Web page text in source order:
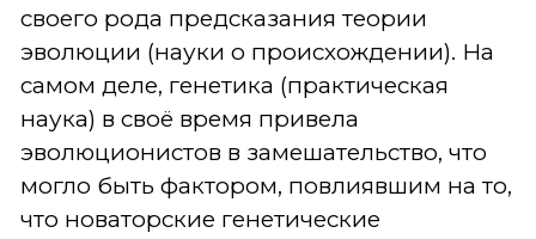
своего рода предсказания теории
эволюции (науки о происхождении). На
самом деле, генетика (практическая
наука) в своё время привела
эволюционистов в замешательство, что
могло быть фактором, повлиявшим на то,
что новаторские генетические